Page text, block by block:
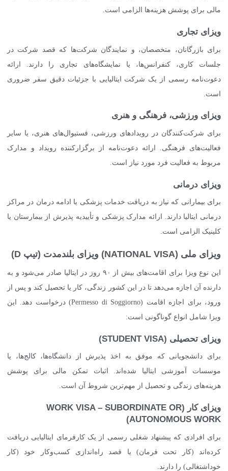
مالی برای پوشش هزینه‌ها الزامی است.
ویزای تجاری
برای بازرگانان، متخصصان، و نمایندگان شرکت‌ها که قصد شرکت در
جلسات کاری، کنفرانس‌ها، یا نمایشگاه‌های تجاری را دارند. ارائه
دعوت‌نامه رسمی از یک شرکت ایتالیایی با جزئیات دقیق سفر ضروری
است.
ویزای ورزشی، فرهنگی و هنری
برای شرکت‌کنندگان در رویدادهای ورزشی، فستیوال‌های هنری، یا سایر
فعالیت‌های فرهنگی. ارائه دعوت‌نامه از برگزارکننده رویداد و مدارک
مربوط به فعالیت فرد مورد نیاز است.
ویزای درمانی
برای بیمارانی که نیاز به دریافت خدمات پزشکی یا ادامه درمان در مراکز
درمانی ایتالیا دارند. ارائه مدارک پزشکی و تأییدیه پذیرش از بیمارستان یا
کلینیک الزامی است.
ویزای ملی (NATIONAL VISA) ویزای بلندمدت (تیپ D)
این نوع ویزا برای اقامت‌های بیش از ۹۰ روز در ایتالیا صادر می‌شود و به
دارنده آن اجازه می‌دهد تا در این کشور زندگی، کار یا تحصیل کند و پس از
ورود، برای اجازه اقامت (Permesso di Soggiorno) درخواست دهد. این
ویزا شامل انواع گوناگونی است:
ویزای تحصیلی (STUDENT VISA)
برای دانشجویانی که موفق به اخذ پذیرش از دانشگاه‌ها، کالج‌ها، یا
موسسات آموزشی ایتالیا شده‌اند. اثبات تمکن مالی برای پوشش
هزینه‌های زندگی و تحصیل از مهم‌ترین شروط آن است.
ویزای کار (WORK VISA – SUBORDINATE OR
AUTONOMOUS WORK)
برای افرادی که پیشنهاد شغلی رسمی از یک کارفرمای ایتالیایی دریافت
کرده‌اند (کار تحت فرمان) یا قصد راه‌اندازی کسب‌وکار خود (کار
خوداشتغالی) را دارند.